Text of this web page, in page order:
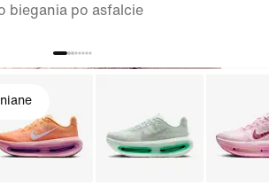
biegania po asfalcie